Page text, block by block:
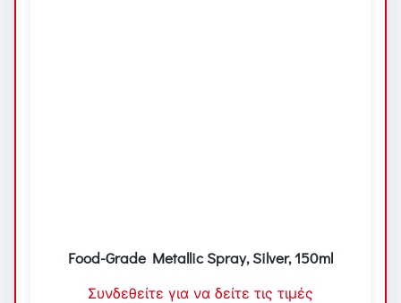
Food-Grade Metallic Spray, Silver, 150ml
Συνδεθείτε για να δείτε τις τιμές